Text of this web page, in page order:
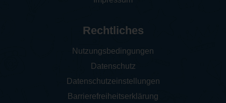
Rechtliches
Nutzungsbedingungen
Datenschutz
Datenschutzeinstellungen
Barrierefreiheitserklärung